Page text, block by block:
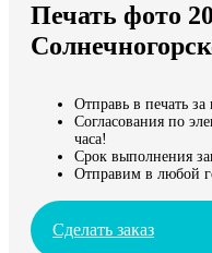
Мы доставляем по всему
Продолжить без города
Печать фото
Отправь в печать за
Согласования по
часа!
Срок выполнения
Отправим в любой
Сделать заказ